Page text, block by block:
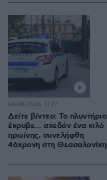
Δείτε βίντεο: Το πλυντήριο
έκρυβε... σχεδόν ένα κιλό
ηρωίνης, συνελήφθη
46χρονη στη Θεσσαλονίκη
06.08.2026, 11:27